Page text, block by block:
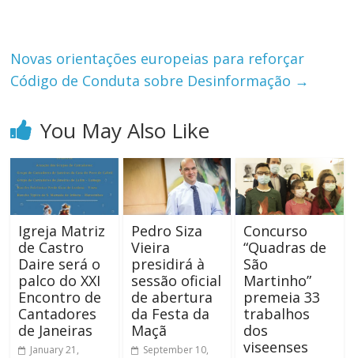
Novas orientações europeias para reforçar
Código de Conduta sobre Desinformação →
You May Also Like
Igreja Matriz
de Castro
Daire será o
palco do XXI
Encontro de
Cantadores
de Janeiras
January 21,
Pedro Siza
Vieira
presidirá à
sessão oficial
de abertura
da Festa da
Maçã
September 10,
Concurso
“Quadras de
São
Martinho”
premeia 33
trabalhos
dos
viseenses